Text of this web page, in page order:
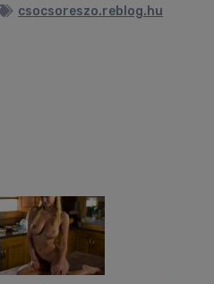
csocsoreszo.reblog.hu